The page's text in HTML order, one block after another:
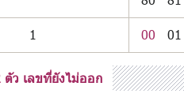
1 00 01
ตัว เลขที่ยังไม่ออก